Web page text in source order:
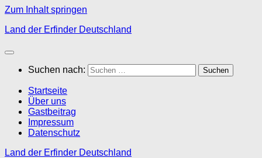
Zum Inhalt springen
Land der Erfinder Deutschland
Suchen nach:
Startseite
Über uns
Gastbeitrag
Impressum
Datenschutz
Land der Erfinder Deutschland